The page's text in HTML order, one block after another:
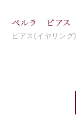
ぺルラ ピアス
ピアス(イヤリング)